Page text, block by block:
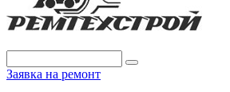
Заявка на ремонт